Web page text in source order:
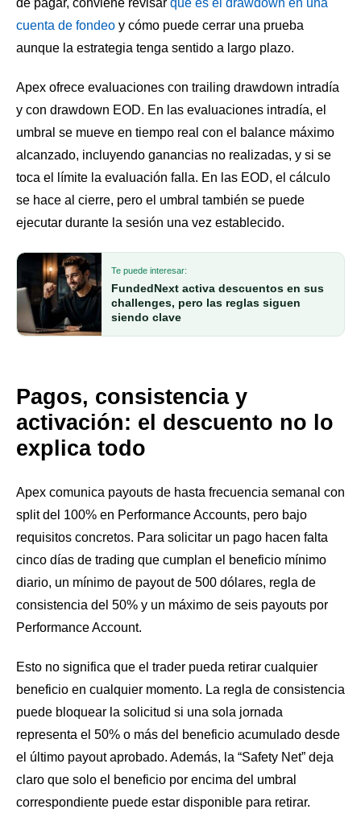
cuenta de fondeo y cómo puede cerrar una prueba
aunque la estrategia tenga sentido a largo plazo.
Apex ofrece evaluaciones con trailing drawdown intradía
y con drawdown EOD. En las evaluaciones intradía, el
umbral se mueve en tiempo real con el balance máximo
alcanzado, incluyendo ganancias no realizadas, y si se
toca el límite la evaluación falla. En las EOD, el cálculo
se hace al cierre, pero el umbral también se puede
ejecutar durante la sesión una vez establecido.
Te puede interesar:
FundedNext activa descuentos en sus
challenges, pero las reglas siguen
siendo clave
Pagos, consistencia y
activación: el descuento no lo
explica todo
Apex comunica payouts de hasta frecuencia semanal con
split del 100% en Performance Accounts, pero bajo
requisitos concretos. Para solicitar un pago hacen falta
cinco días de trading que cumplan el beneficio mínimo
diario, un mínimo de payout de 500 dólares, regla de
consistencia del 50% y un máximo de seis payouts por
Performance Account.
Esto no significa que el trader pueda retirar cualquier
beneficio en cualquier momento. La regla de consistencia
puede bloquear la solicitud si una sola jornada
representa el 50% o más del beneficio acumulado desde
el último payout aprobado. Además, la “Safety Net” deja
claro que solo el beneficio por encima del umbral
correspondiente puede estar disponible para retirar.